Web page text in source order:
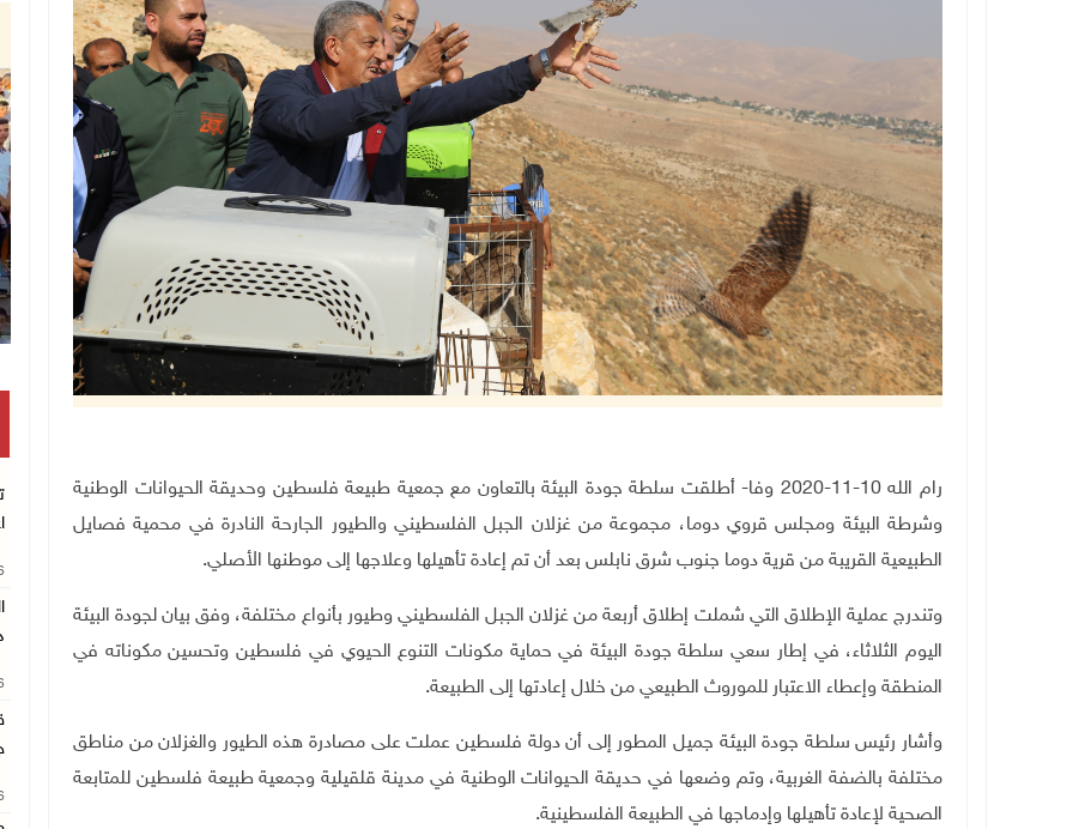
رام الله 10-11-2020 وفا- أطلقت سلطة جودة البيئة بالتعاون مع جمعية طبيعة فلسطين وحديقة الحيوانات الوطنية
وشرطة البيئة ومجلس قروي دوما، مجموعة من غزلان الجبل الفلسطيني والطيور الجارحة النادرة في محمية فصايل
الطبيعية القريبة من قرية دوما جنوب شرق نابلس بعد أن تم إعادة تأهيلها وعلاجها إلى موطنها الأصلي.
وتندرج عملية الإطلاق التي شملت إطلاق أربعة من غزلان الجبل الفلسطيني وطيور بأنواع مختلفة، وفق بيان لجودة البيئة
اليوم الثلاثاء، في إطار سعي سلطة جودة البيئة في حماية مكونات التنوع الحيوي في فلسطين وتحسين مكوناته في
المنطقة وإعطاء الاعتبار للموروث الطبيعي من خلال إعادتها إلى الطبيعة.
وأشار رئيس سلطة جودة البيئة جميل المطور إلى أن دولة فلسطين عملت على مصادرة هذه الطيور والغزلان من مناطق
مختلفة بالضفة الغربية، وتم وضعها في حديقة الحيوانات الوطنية في مدينة قلقيلية وجمعية طبيعة فلسطين للمتابعة
الصحية لإعادة تأهيلها وإدماجها في الطبيعة الفلسطينية.
انتشال رفات شهيد